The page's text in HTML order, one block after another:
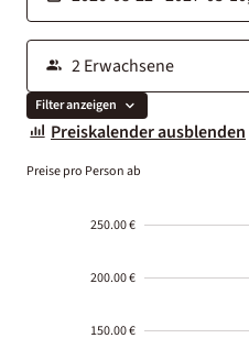
Filter anzeigen
Preiskalender ausblenden
Preise pro Person ab
250.00 €
200.00 €
150.00 €